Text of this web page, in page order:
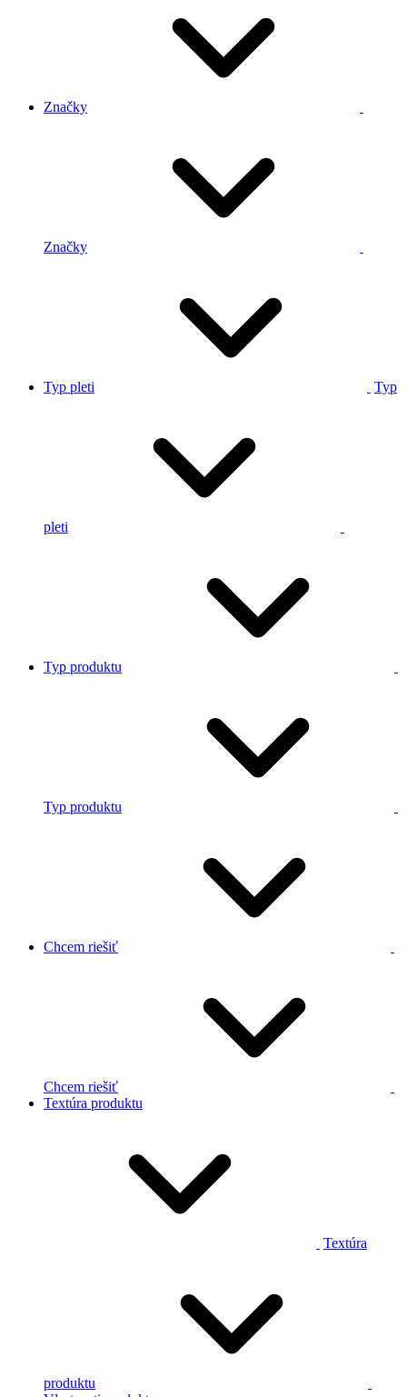
Značky
Značky
Typ pleti Typ
pleti
Typ produktu
Typ produktu
Chcem riešiť
Chcem riešiť
Textúra produktu
Textúra
produktu